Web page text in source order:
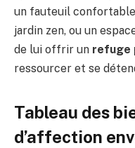
un fauteuil
jardin zen, ou un
de lui offrir un refuge
ressourcer et se
Tableau des
d’affection